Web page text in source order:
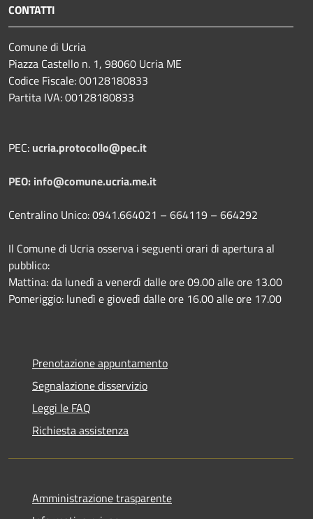
CONTATTI
Comune di Ucria
Piazza Castello n. 1, 98060 Ucria ME
Codice Fiscale: 00128180833
Partita IVA: 00128180833
PEC: ucria.protocollo@pec.it
PEO: info@comune.ucria.me.it
Centralino Unico: 0941.664021 – 664119 – 664292
Il Comune di Ucria osserva i seguenti orari di apertura al
pubblico:
Mattina: da lunedì a venerdì dalle ore 09.00 alle ore 13.00
Pomeriggio: lunedì e giovedì dalle ore 16.00 alle ore 17.00
Prenotazione appuntamento
Segnalazione disservizio
Leggi le FAQ
Richiesta assistenza
Amministrazione trasparente